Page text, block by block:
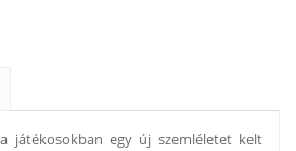
játékosokban egy új szemléletet kelt